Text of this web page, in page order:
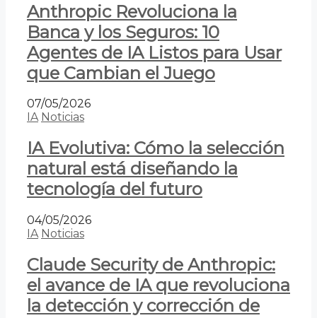
Anthropic Revoluciona la
Banca y los Seguros: 10
Agentes de IA Listos para Usar
que Cambian el Juego
07/05/2026
IA Noticias
IA Evolutiva: Cómo la selección
natural está diseñando la
tecnología del futuro
04/05/2026
IA Noticias
Claude Security de Anthropic:
el avance de IA que revoluciona
la detección y corrección de